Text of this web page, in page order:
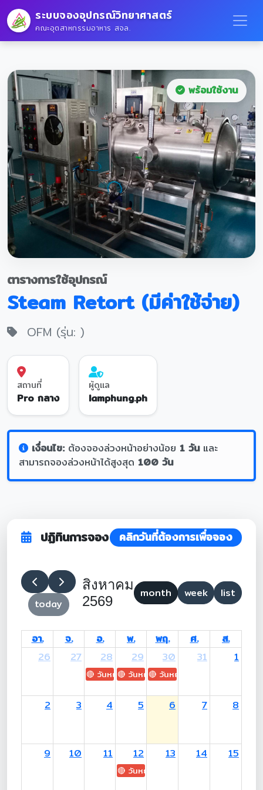
ระบบจองอุปกรณ์วิทยาศาสตร์
คณะอุตสาหกรรมอาหาร สจล.
พร้อมใช้งาน
ตารางการใช้อุปกรณ์
Steam Retort (มีค่าใช้จ่าย)
OFM (รุ่น: )
สถานที่
Pro กลาง
ผู้ดูแล
lamphung.ph
เงื่อนไข:ต้องจองล่วงหน้าอย่างน้อย 1 วันและ
สามารถจองล่วงหน้าได้สูงสุด 100 วัน
ปฏิทินการจอง คลิกวันที่ต้องการเพื่อจอง
today
สิงหาคม
2569
month week list
อา. จ. อ. พ. พฤ. ศ.
ส.
26
27 28
🔴 วันหยุด: H.M. King Maha Vajiralongkorn's
29
🔴 วันหยุด: Asanha Bucha Day
30
🔴 วันหยุด: Buddhist Lent
31 1
2 3 4 5 6 7 8
9 10 11 12
🔴 วันหยุด: H.M. Queen Sirikit The
13 14 15